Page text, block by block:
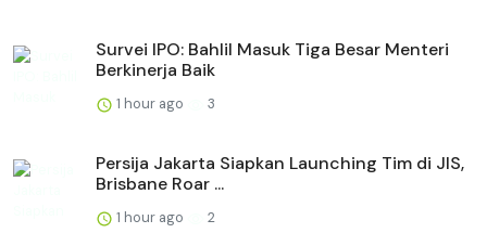
Survei IPO: Bahlil Masuk Tiga Besar Menteri
Berkinerja Baik
1 hour ago 3
Persija Jakarta Siapkan Launching Tim di JIS,
Brisbane Roar ...
1 hour ago 2